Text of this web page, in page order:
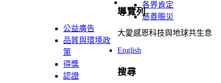
各界肯定
慈善賑災
公益廣告
品質與環境政
策
得獎
認證
導覽列
大愛感恩科技與地球共生息
English
搜尋